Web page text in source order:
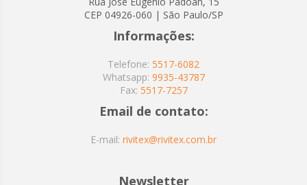
CEP 04926-060 | São Paulo/SP
Informações:
Telefone: 5517-6082
Whatsapp: 9935-43787
Fax: 5517-7257
Email de contato:
E-mail: rivitex@rivitex.com.br
Newsletter